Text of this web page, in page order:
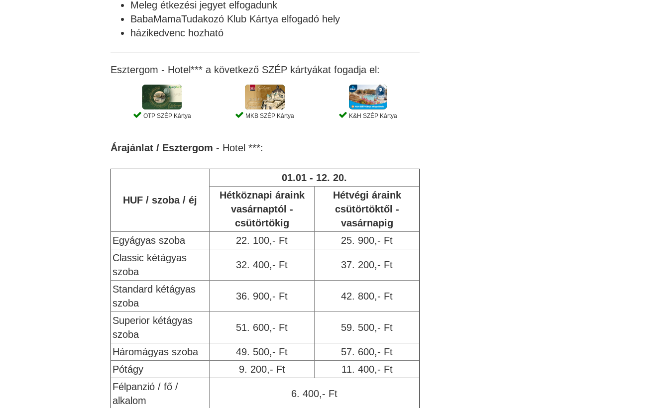
Meleg étkezési jegyet elfogadunk
BabaMamaTudakozó Klub Kártya elfogadó hely
házikedvenc hozható
Esztergom - Hotel*** a következő SZÉP kártyákat fogadja el:
OTP SZÉP Kártya MKB SZÉP Kártya K&H SZÉP Kártya
Árajánlat / Esztergom - Hotel ***:
HUF / szoba / éj
01.01 - 12. 20.
Hétköznapi áraink
vasárnaptól -
csütörtökig
Hétvégi áraink
csütörtöktől -
vasárnapig
Egyágyas szoba
22. 100,- Ft
25. 900,- Ft
Classic kétágyas
szoba
32. 400,- Ft 37. 200,- Ft
Standard kétágyas
szoba
36. 900,- Ft 42. 800,- Ft
Superior kétágyas
szoba
51. 600,- Ft 59. 500,- Ft
Háromágyas szoba 49. 500,- Ft
57. 600,- Ft
Pótágy
9. 200,- Ft
11. 400,- Ft
Félpanzió / fő /
alkalom
6. 400,- Ft